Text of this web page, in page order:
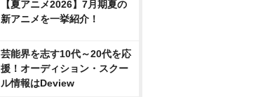
【夏アニメ2026】7月期夏の
新アニメを一挙紹介！
芸能界を志す10代～20代を応
援！オーディション・スクー
ル情報はDeview